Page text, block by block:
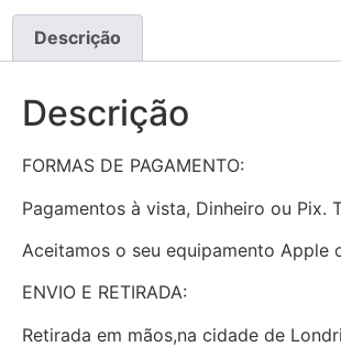
Descrição
Descrição
FORMAS DE PAGAMENTO:
Pagamentos à vista, Dinheiro ou Pix.
Aceitamos o seu equipamento
ENVIO E RETIRADA:
Retirada em mãos,na cidade de